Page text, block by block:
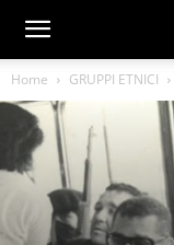
Home GRUPPI ETNICI